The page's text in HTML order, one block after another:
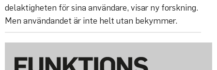
delaktigheten för sina användare, visar ny forskning.
Men användandet är inte helt utan bekymmer.